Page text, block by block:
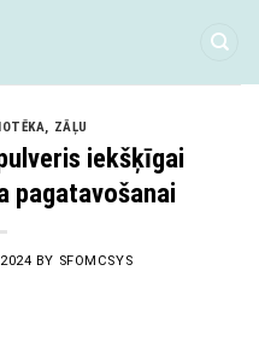
, ZĀĻU
iekšķīgai
pagatavošanai
BY SFOMCSYS